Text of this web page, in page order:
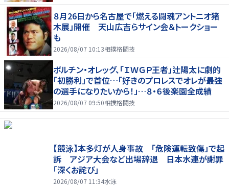
８月26日から名古屋で「燃える闘魂アントニオ猪
木展」開催 天山広吉らサイン会＆トークショー
も
2026/08/07 10:13相撲格闘技
ボルチン・オレッグ、「ＩＷＧＰ王者」辻陽太に劇的
「初勝利」で首位…「好きのプロレスでオレが最強
の選手になりたいから！」…８・６後楽園全成績
2026/08/07 09:50相撲格闘技
【競泳】本多灯が人身事故 「危険運転致傷」で起
訴 アジア大会など出場辞退 日本水連が謝罪
「深くお詫び」
2026/08/07 11:34水泳